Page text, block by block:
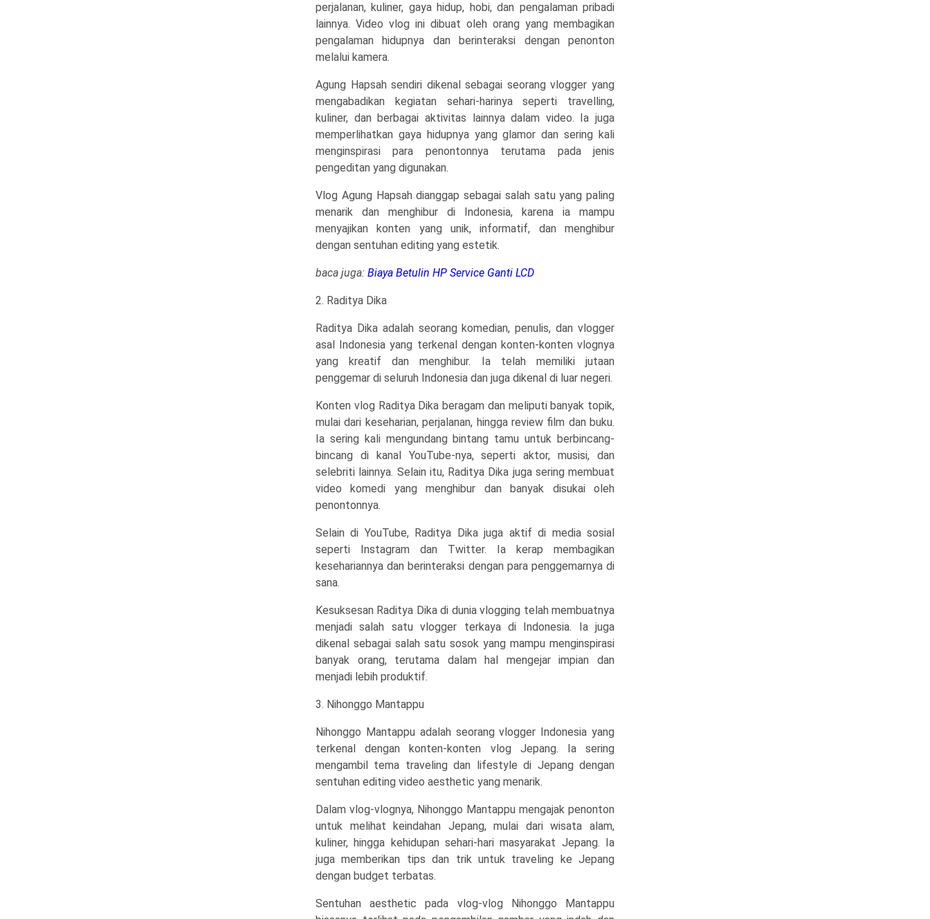
perjalanan, kuliner, gaya hidup, hobi, dan pengalaman pribadi
lainnya. Video vlog ini dibuat oleh orang yang membagikan
pengalaman hidupnya dan berinteraksi dengan penonton
melalui kamera.
Agung Hapsah sendiri dikenal sebagai seorang vlogger yang
mengabadikan kegiatan sehari-harinya seperti travelling,
kuliner, dan berbagai aktivitas lainnya dalam video. Ia juga
memperlihatkan gaya hidupnya yang glamor dan sering kali
menginspirasi para penontonnya terutama pada jenis
pengeditan yang digunakan.
Vlog Agung Hapsah dianggap sebagai salah satu yang paling
menarik dan menghibur di Indonesia, karena ia mampu
menyajikan konten yang unik, informatif, dan menghibur
dengan sentuhan editing yang estetik.
baca juga: Biaya Betulin HP Service Ganti LCD
2. Raditya Dika
Raditya Dika adalah seorang komedian, penulis, dan vlogger
asal Indonesia yang terkenal dengan konten-konten vlognya
yang kreatif dan menghibur. Ia telah memiliki jutaan
penggemar di seluruh Indonesia dan juga dikenal di luar negeri.
Konten vlog Raditya Dika beragam dan meliputi banyak topik,
mulai dari keseharian, perjalanan, hingga review film dan buku.
Ia sering kali mengundang bintang tamu untuk berbincang-
bincang di kanal YouTube-nya, seperti aktor, musisi, dan
selebriti lainnya. Selain itu, Raditya Dika juga sering membuat
video komedi yang menghibur dan banyak disukai oleh
penontonnya.
Selain di YouTube, Raditya Dika juga aktif di media sosial
seperti Instagram dan Twitter. Ia kerap membagikan
kesehariannya dan berinteraksi dengan para penggemarnya di
sana.
Kesuksesan Raditya Dika di dunia vlogging telah membuatnya
menjadi salah satu vlogger terkaya di Indonesia. Ia juga
dikenal sebagai salah satu sosok yang mampu menginspirasi
banyak orang, terutama dalam hal mengejar impian dan
menjadi lebih produktif.
3. Nihonggo Mantappu
Nihonggo Mantappu adalah seorang vlogger Indonesia yang
terkenal dengan konten-konten vlog Jepang. Ia sering
mengambil tema traveling dan lifestyle di Jepang dengan
sentuhan editing video aesthetic yang menarik.
Dalam vlog-vlognya, Nihonggo Mantappu mengajak penonton
untuk melihat keindahan Jepang, mulai dari wisata alam,
kuliner, hingga kehidupan sehari-hari masyarakat Jepang. Ia
juga memberikan tips dan trik untuk traveling ke Jepang
dengan budget terbatas.
Sentuhan aesthetic pada vlog-vlog Nihonggo Mantappu